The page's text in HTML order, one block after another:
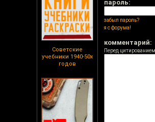
Советские
учебники 1940-50х
годов
пароль:
забыл пароль?
я с форума!
комментарий:
Перед